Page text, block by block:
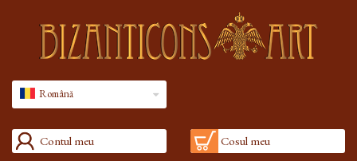
Română
Contul meu Cosul meu